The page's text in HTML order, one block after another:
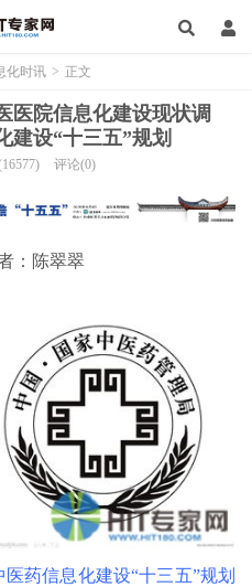
化时讯 > 正文
医院信息化建设现状调
建设“十三五”规划
评论(0)
陈翠翠
药信息化建设“十三五”规划